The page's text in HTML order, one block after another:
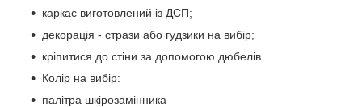
каркас виготовлений із ДСП;
декорація - стрази або гудзики на вибір;
кріпитися до стіни за допомогою дюбелів.
Колір на вибір:
палітра шкірозамінника